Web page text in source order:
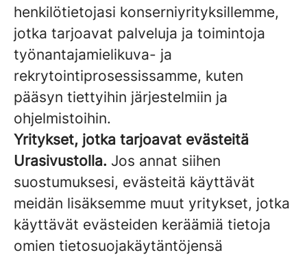
henkilötietojasi konserniyrityksillemme,
jotka tarjoavat palveluja ja toimintoja
työnantajamielikuva- ja
rekrytointiprosessissamme, kuten
pääsyn tiettyihin järjestelmiin ja
ohjelmistoihin.
Yritykset, jotka tarjoavat evästeitä
Urasivustolla. Jos annat siihen
suostumuksesi, evästeitä käyttävät
meidän lisäksemme muut yritykset, jotka
käyttävät evästeiden keräämiä tietoja
omien tietosuojakäytäntöjensä